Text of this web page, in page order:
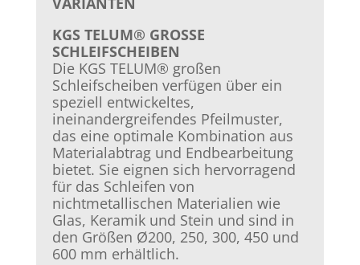
KGS TELUM® GROSSE
SCHLEIFSCHEIBEN
Die KGS TELUM® großen
Schleifscheiben verfügen über ein
speziell entwickeltes,
ineinandergreifendes Pfeilmuster,
das eine optimale Kombination aus
Materialabtrag und Endbearbeitung
bietet. Sie eignen sich hervorragend
für das Schleifen von
nichtmetallischen Materialien wie
Glas, Keramik und Stein und sind in
den Größen Ø200, 250, 300, 450 und
600 mm erhältlich.